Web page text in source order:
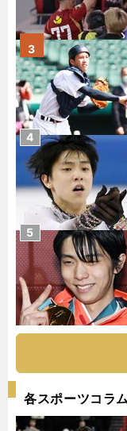
3
4
5
各スポーツコラ